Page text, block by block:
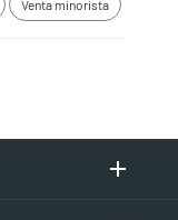
Venta minorista